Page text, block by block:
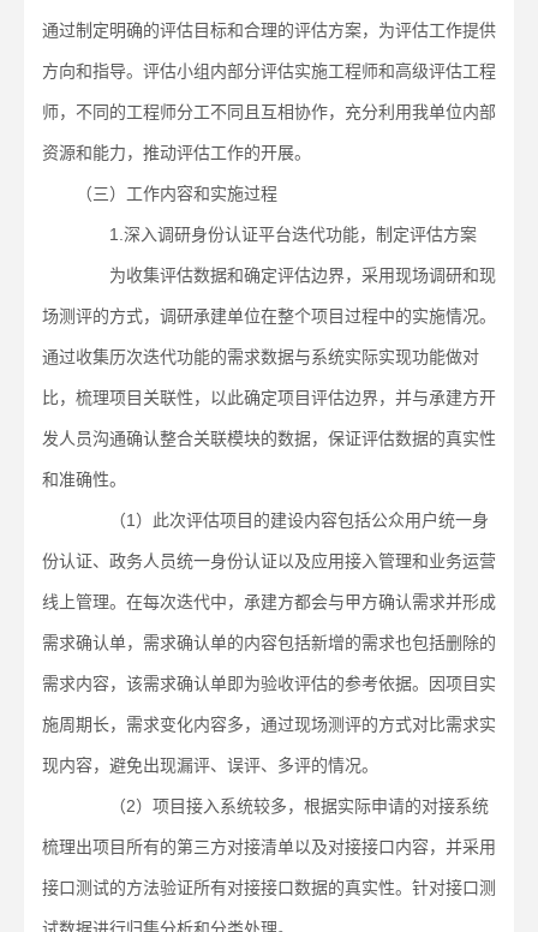
通过制定明确的评估目标和合理的评估方案，为评估工作提供
方向和指导。评估小组内部分评估实施工程师和高级评估工程
师，不同的工程师分工不同且互相协作，充分利用我单位内部
资源和能力，推动评估工作的开展。
（三）工作内容和实施过程
1.深入调研身份认证平台迭代功能，制定评估方案
为收集评估数据和确定评估边界，采用现场调研和现
场测评的方式，调研承建单位在整个项目过程中的实施情况。
通过收集历次迭代功能的需求数据与系统实际实现功能做对
比，梳理项目关联性，以此确定项目评估边界，并与承建方开
发人员沟通确认整合关联模块的数据，保证评估数据的真实性
和准确性。
（1）此次评估项目的建设内容包括公众用户统一身
份认证、政务人员统一身份认证以及应用接入管理和业务运营
线上管理。在每次迭代中，承建方都会与甲方确认需求并形成
需求确认单，需求确认单的内容包括新增的需求也包括删除的
需求内容，该需求确认单即为验收评估的参考依据。因项目实
施周期长，需求变化内容多，通过现场测评的方式对比需求实
现内容，避免出现漏评、误评、多评的情况。
（2）项目接入系统较多，根据实际申请的对接系统
梳理出项目所有的第三方对接清单以及对接接口内容，并采用
接口测试的方法验证所有对接接口数据的真实性。针对接口测